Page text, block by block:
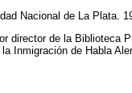
Nacional de La Plata.
director de la Biblioteca
Inmigración de Habla